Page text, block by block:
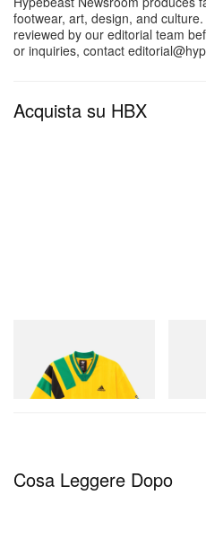
footwear, art, design, and
reviewed by our editorial team
or inquiries, contact
Acquista su HBX
Adidas Originals X Brain
Dead Disney Football Jersey
Acquista ora
Cosa Leggere Dopo